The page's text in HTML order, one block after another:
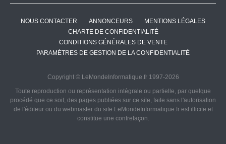
NOUS CONTACTER ANNONCEURS
MENTIONS LÉGALES
CHARTE DE CONFIDENTIALITÉ
CONDITIONS GÉNÉRALES DE VENTE
PARAMÈTRES DE GESTION DE LA CONFIDENTIALITÉ
Copyright © LeMondeInformatique.fr 1997-2026
Toute reproduction ou représentation intégrale ou partielle, par quelque
procédé que ce soit, des pages publiées sur ce site, faite sans l'autorisation
de l'éditeur ou du webmaster du site LeMondeInformatique.fr est illicite et
constitue une contrefaçon.